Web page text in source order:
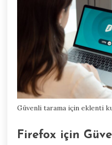
Güvenli tarama için eklenti
Firefox için